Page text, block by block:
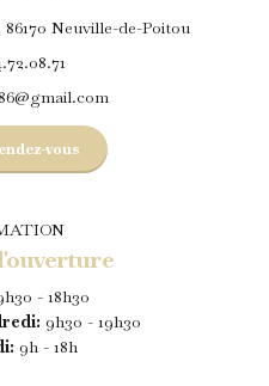
Neuville-de-Poitou
vous
- 18h30
9h30 - 19h30
9h - 18h